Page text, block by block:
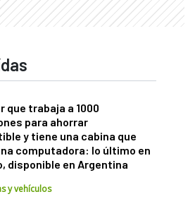
que trabaja a 1000
para ahorrar
y tiene una cabina que
computadora: lo último en
disponible en Argentina
y vehículos